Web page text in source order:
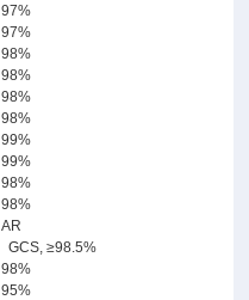
97%
97%
98%
98%
98%
98%
99%
99%
98%
98%
AR
GCS, ≥98.5%
98%
95%